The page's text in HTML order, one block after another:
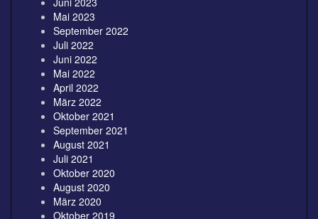
Mai 2023
September 2022
Juli 2022
Juni 2022
Mai 2022
April 2022
März 2022
Oktober 2021
September 2021
August 2021
Juli 2021
Oktober 2020
August 2020
März 2020
Oktober 2019